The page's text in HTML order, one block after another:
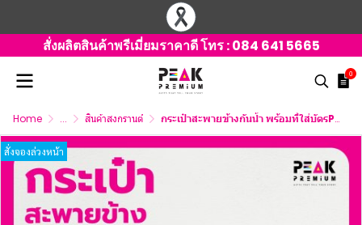
สั่งผลิตสินค้าพรีเมี่ยมราคาดี โทร :084 641 5665
0
Home ... สินค้าสงกรานต์ กระเป๋าสะพายข้างกันน้ำ พร้อมที่ใส่บัตรPVC กระเป๋ากันน้ำ พร้อมสกรีนโลโก้
สั่งจองล่วงหน้า